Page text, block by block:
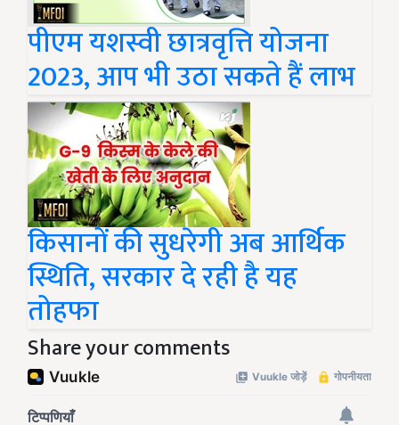
पीएम यशस्वी छात्रवृत्ति योजना
2023, आप भी उठा सकते हैं लाभ
किसानों की सुधरेगी अब आर्थिक
स्थिति, सरकार दे रही है यह
तोहफा
Share your comments